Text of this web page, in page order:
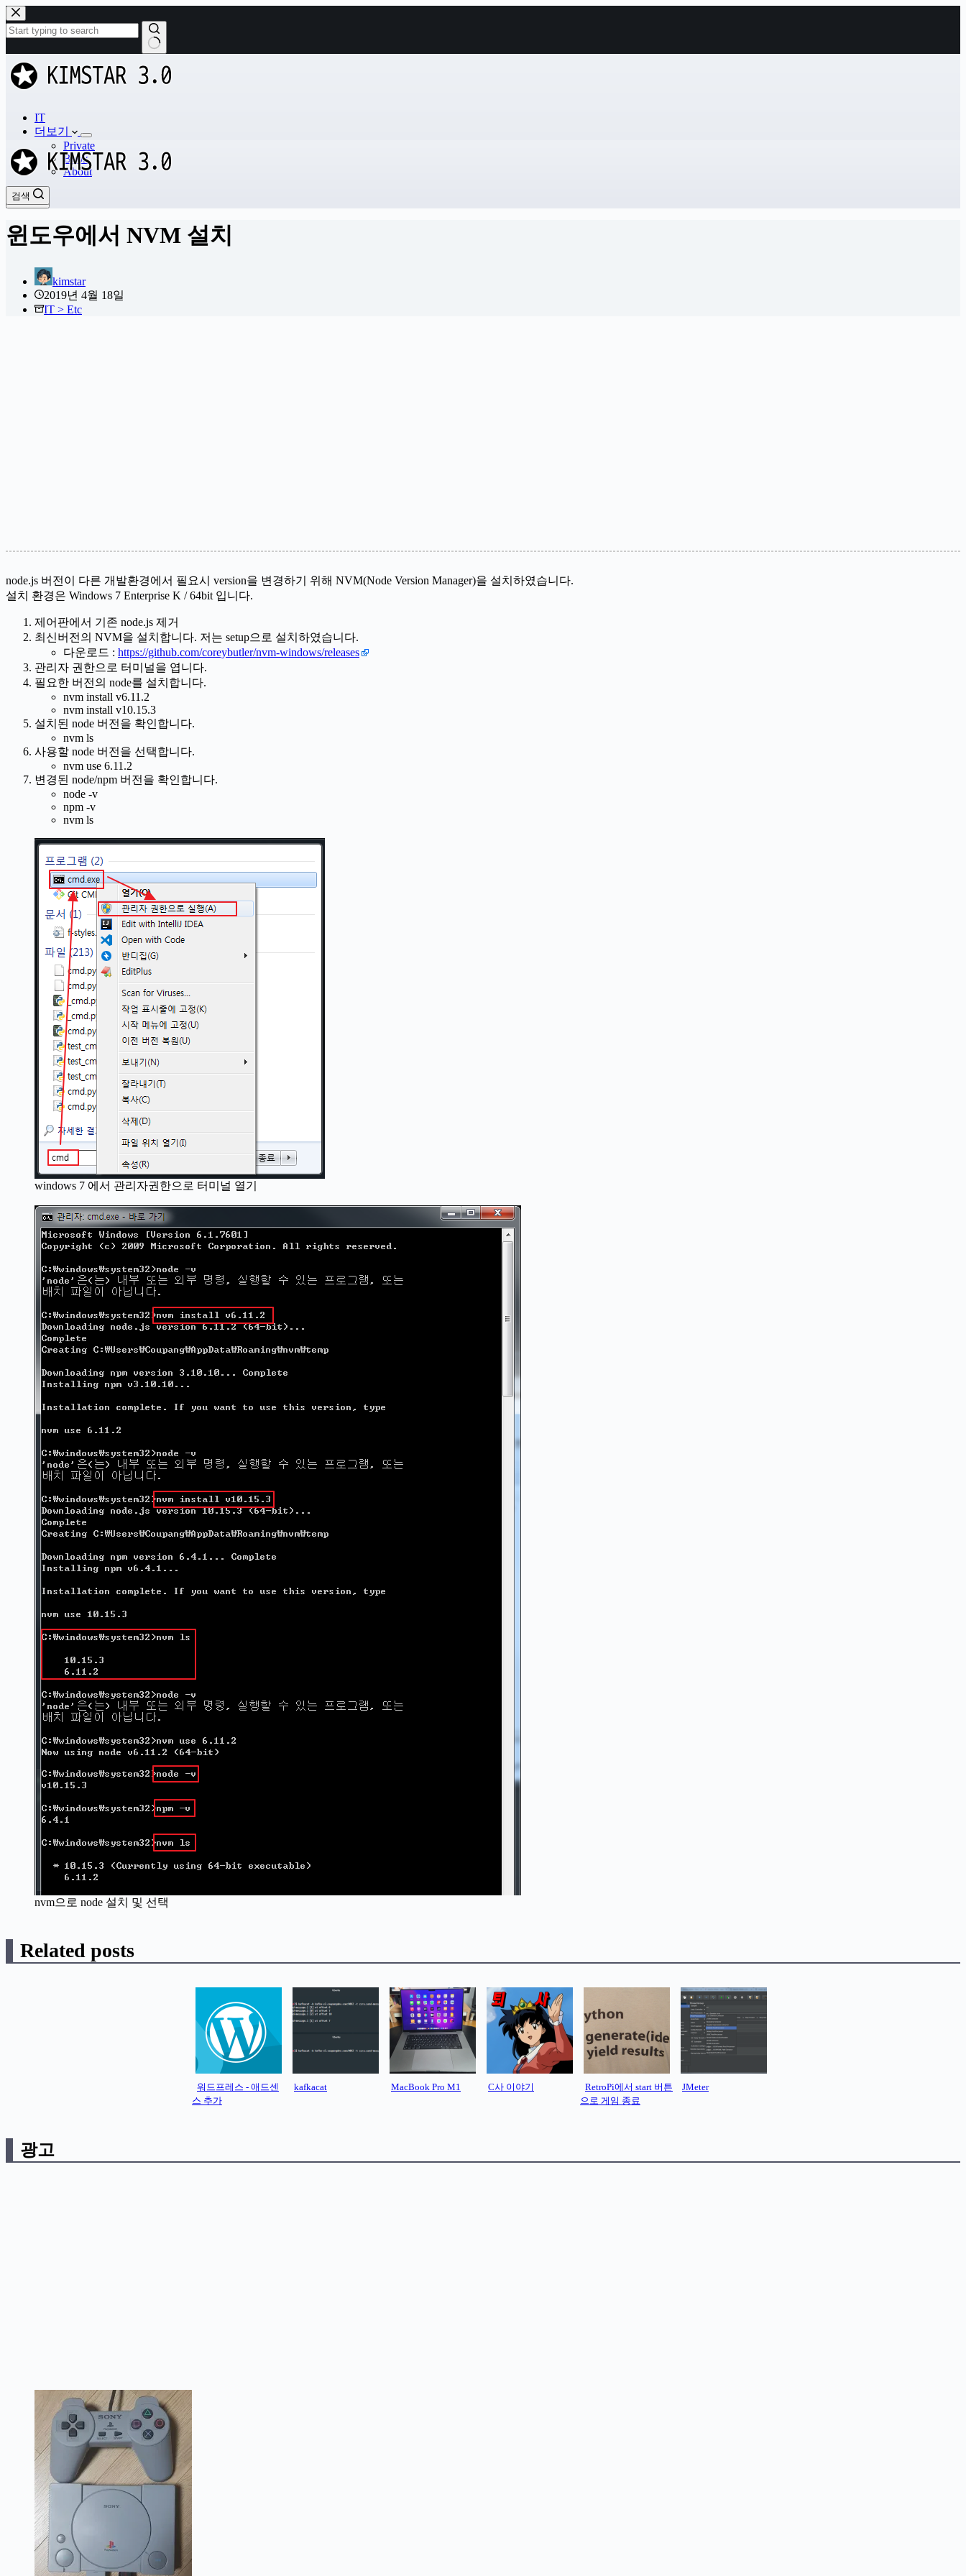
본
문
으
로
건
너
과
없
IT
더보기
Private
Book
About
검색
검색
윈도우에서 NVM 설치
kimstar
2019년 4월 18일
IT > Etc
node.js 버전이 다른 개발환경에서 필요시 version을 변경하기 위해 NVM(Node Version Manager)을 설치하였습니다.
설치 환경은 Windows 7 Enterprise K / 64bit 입니다.
제어판에서 기존 node.js 제거
최신버전의 NVM을 설치합니다. 저는 setup으로 설치하였습니다.
다운로드 : https://github.com/coreybutler/nvm-windows/releases
관리자 권한으로 터미널을 엽니다.
필요한 버전의 node를 설치합니다.
nvm install v6.11.2
nvm install v10.15.3
설치된 node 버전을 확인합니다.
nvm ls
사용할 node 버전을 선택합니다.
nvm use 6.11.2
변경된 node/npm 버전을 확인합니다.
node -v
npm -v
nvm ls
windows 7 에서 관리자권한으로 터미널 열기
nvm으로 node 설치 및 선택
Related posts
워드프레스 - 애드센
스 추가
kafkacat MacBook Pro M1 C사 이야기
RetroPi에서 start 버튼
으로 게임 종료
JMeter
광고